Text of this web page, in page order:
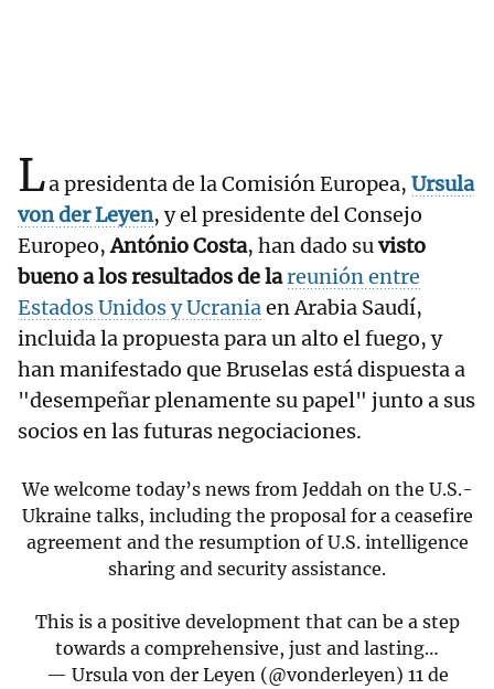
La presidenta de la Comisión Europea, Ursula
von der Leyen, y el presidente del Consejo
Europeo,António Costa, han dado suvisto
bueno a los resultados de lareunión entre
Estados Unidos y Ucraniaen Arabia Saudí,
incluida la propuesta para un alto el fuego, y
han manifestado que Bruselas está dispuesta a
"desempeñar plenamente su papel" junto a sus
socios en las futuras negociaciones.
We welcome today’s news from Jeddah on the U.S.-
Ukraine talks, including the proposal for a ceasefire
agreement and the resumption of U.S. intelligence
sharing and security assistance.
This is a positive development that can be a step
towards a comprehensive, just and lasting…
— Ursula von der Leyen (@vonderleyen) 11 de